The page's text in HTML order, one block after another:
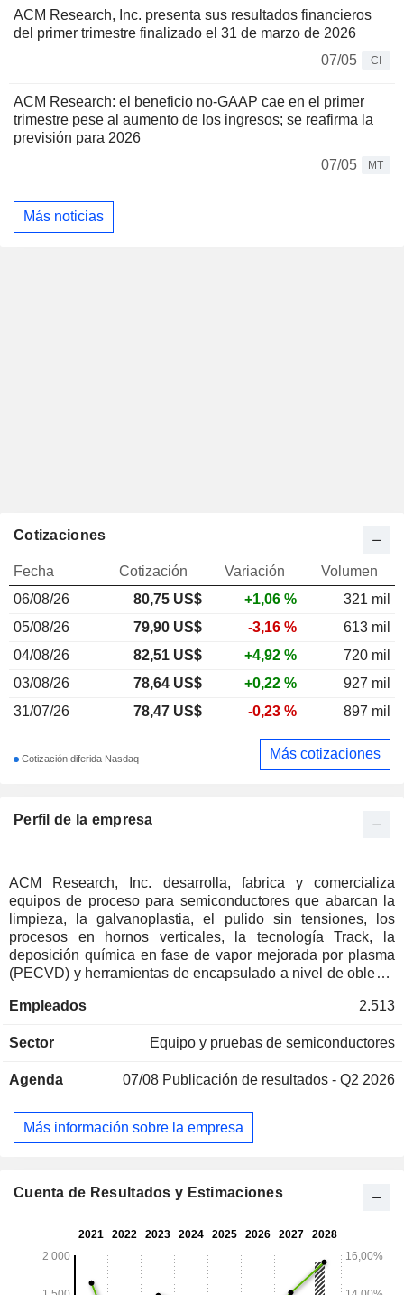
ACM Research, Inc. presenta sus resultados financieros
del primer trimestre finalizado el 31 de marzo de 2026
07/05
CI
ACM Research: el beneficio no-GAAP cae en el primer
trimestre pese al aumento de los ingresos; se reafirma la
previsión para 2026
07/05
MT
Más noticias
Perfil de la empresa
ACM Research, Inc. desarrolla, fabrica y comercializa
equipos de proceso para semiconductores que abarcan la
limpieza, la galvanoplastia, el pulido sin tensiones, los
procesos en hornos verticales, la tecnología Track, la
deposición química en fase de vapor mejorada por plasma
(PECVD) y herramientas de encapsulado a nivel de oblea y
semiconductores avanzados y semicríticos. Asimismo, ha
energizadas oportunamente (TEBO) para su aplicación en
obleas bidimensionales (2D) y tridimensionales con
herramientas para su uso en la fabricación de chips de
fundición, lógicos y de memoria, incluyendo memoria
Asimismo, desarrolla, fabrica y comercializa una gama de
ECP ap, Ultra C Developer y Ultra C PR Megasonic-
Assisted Stripper.
Empleados 2.513
Sector Equipo y pruebas de semiconductores
Agenda 07/08 Publicación de resultados - Q2 2026
Más información sobre la empresa
Cotizaciones
Fecha Cotización Variación
Volumen
06/08/26
80,75 US$ +1,06 %
321 mil
05/08/26
79,90 US$ -3,16 %
613 mil
04/08/26
82,51 US$ +4,92 %
720 mil
03/08/26
78,64 US$ +0,22 %
927 mil
31/07/26
78,47 US$ -0,23 % 897 mil
Cotización diferida Nasdaq Más cotizaciones
Cuenta de Resultados y Estimaciones